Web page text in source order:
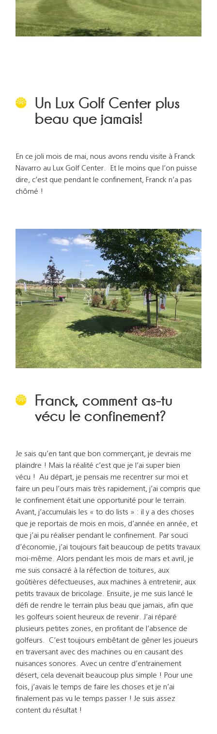
Un Lux Golf Center plus
beau que jamais!
En ce joli mois de mai, nous avons rendu visite à Franck
Navarro au Lux Golf Center. Et le moins que l’on puisse
dire, c’est que pendant le confinement, Franck n’a pas
chômé !
Franck, comment as-tu
vécu le confinement?
Je sais qu’en tant que bon commerçant, je devrais me
plaindre ! Mais la réalité c’est que je l’ai super bien
vécu ! Au départ, je pensais me recentrer sur moi et
faire un peu l’ours mais très rapidement, j’ai compris que
le confinement était une opportunité pour le terrain.
Avant, j’accumulais les « to do lists » : il y a des choses
que je reportais de mois en mois, d’année en année, et
que j’ai pu réaliser pendant le confinement. Par souci
d’économie, j’ai toujours fait beaucoup de petits travaux
moi-même. Alors pendant les mois de mars et avril, je
me suis consacré à la réfection de toitures, aux
goûtières défectueuses, aux machines à entretenir, aux
petits travaux de bricolage. Ensuite, je me suis lancé le
défi de rendre le terrain plus beau que jamais, afin que
les golfeurs soient heureux de revenir. J’ai réparé
plusieurs petites zones, en profitant de l’absence de
golfeurs. C’est toujours embêtant de gêner les joueurs
en traversant avec des machines ou en causant des
nuisances sonores. Avec un centre d’entrainement
désert, cela devenait beaucoup plus simple ! Pour une
fois, j’avais le temps de faire les choses et je n’ai
finalement pas vu le temps passer ! Je suis assez
content du résultat !